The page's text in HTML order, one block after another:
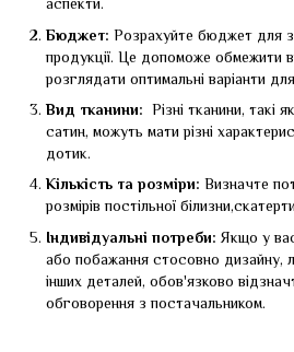
аспекти.
Бюджет: Розрахуйте бюджет для
продукції. Це допоможе обмежити
розглядати оптимальні варіанти
Вид тканини: Різні тканини, такі
сатин, можуть мати різні
дотик.
Кількість та розміри: Визначте
розмірів постільної
Індивідуальні потреби: Якщо у
або побажання стосовно дизайну,
інших деталей, обов'язково
обговорення з постачальником.